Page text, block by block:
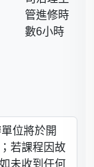
管進修時
數6小時
位將於開
若課程因故
未收到任何